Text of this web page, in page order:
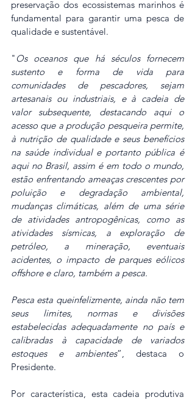
preservação dos ecossistemas marinhos é
fundamental para garantir uma pesca de
qualidade e sustentável.
" Os oceanos que há séculos fornecem
sustento e forma de vida para
comunidades de pescadores, sejam
artesanais ou industriais, e à cadeia de
valor subsequente, destacando aqui o
acesso que a produção pesqueira permite,
à nutrição de qualidade e seus benefícios
na saúde individual e portanto pública é
aqui no Brasil, assim é em todo o mundo,
estão enfrentando ameaças crescentes por
poluição e degradação ambiental,
mudanças climáticas, além de uma série
de atividades antropogênicas, como as
atividades sísmicas, a exploração de
petróleo, a mineração, eventuais
acidentes, o impacto de parques eólicos
offshore e claro, também a pesca.
Pesca esta queinfelizmente, ainda não tem
seus limites, normas e divisões
estabelecidas adequadamente no país e
calibradas à capacidade de variados
estoques e ambientes”, destaca o
Presidente.
Por característica, esta cadeia produtiva